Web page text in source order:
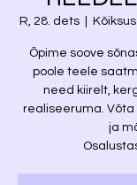
R, 28. dets
Õpime soove
poole teele
need kiirelt,
realiseeruma. Võta
ja